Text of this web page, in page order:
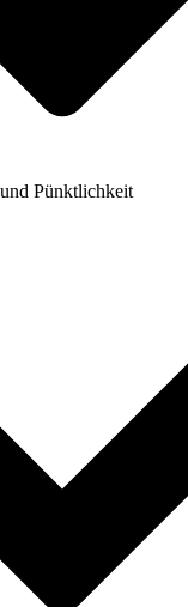
Pünktlichkeit